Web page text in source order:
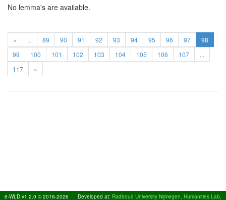
No lemma's are available.
« ... 89 90 91 92 93 94 95 96 97
98
99
100 101 102 103 104 105 106 107
...
117
»
e-WLD v1.2.0 © 2016-2026 Developed at: Radboud University Nijmegen, Humanities Lab,